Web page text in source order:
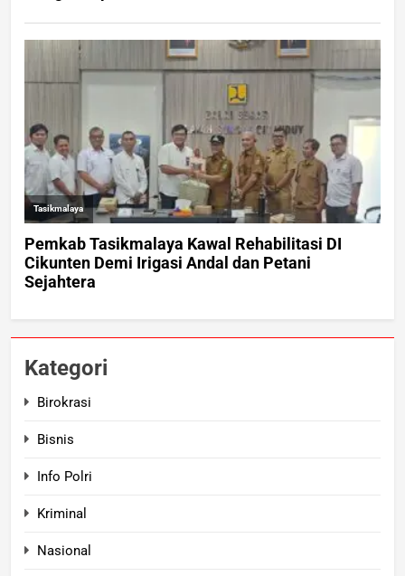
Kategori
Birokrasi
Bisnis
Info Polri
Kriminal
Nasional